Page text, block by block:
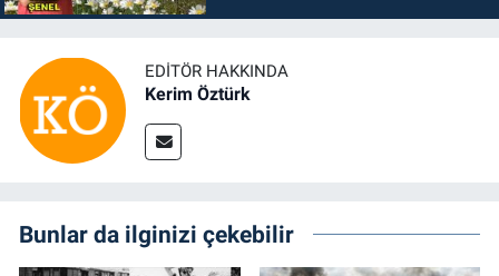
EDITÖR HAKKINDA
Kerim Öztürk
Bunlar da ilginizi çekebilir